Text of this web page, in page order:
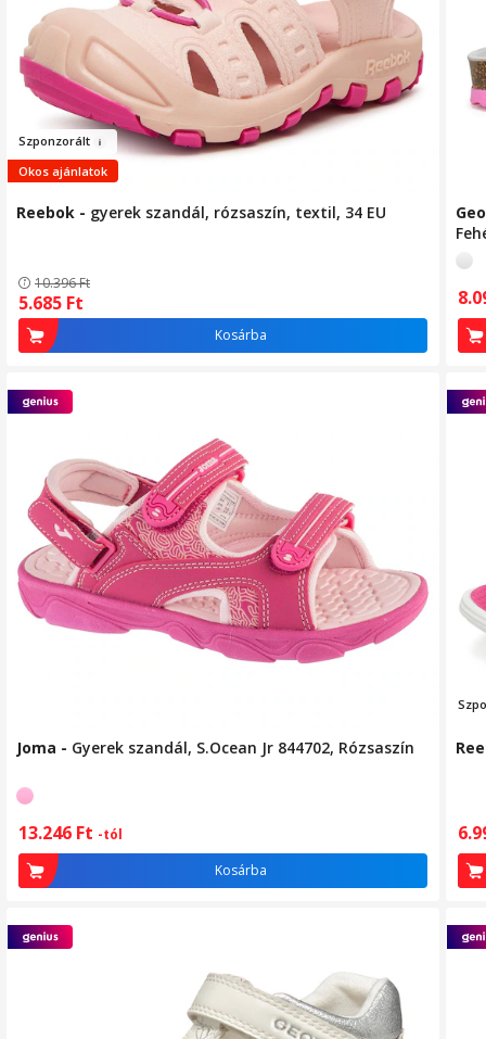
Szponzorált
Okos ajánlatok
Reebok - gyerek szandál, rózsaszín, textil, 34 EU
10.396Ft
5.685 Ft
Kosárba
Joma - Gyerek szandál, S.Ocean Jr 844702, Rózsaszín
13.246 Ft -tól
Kosárba
Sz